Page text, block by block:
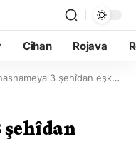
Cîhan Rojava
3 şehîdan eşkere kir
şehîdan